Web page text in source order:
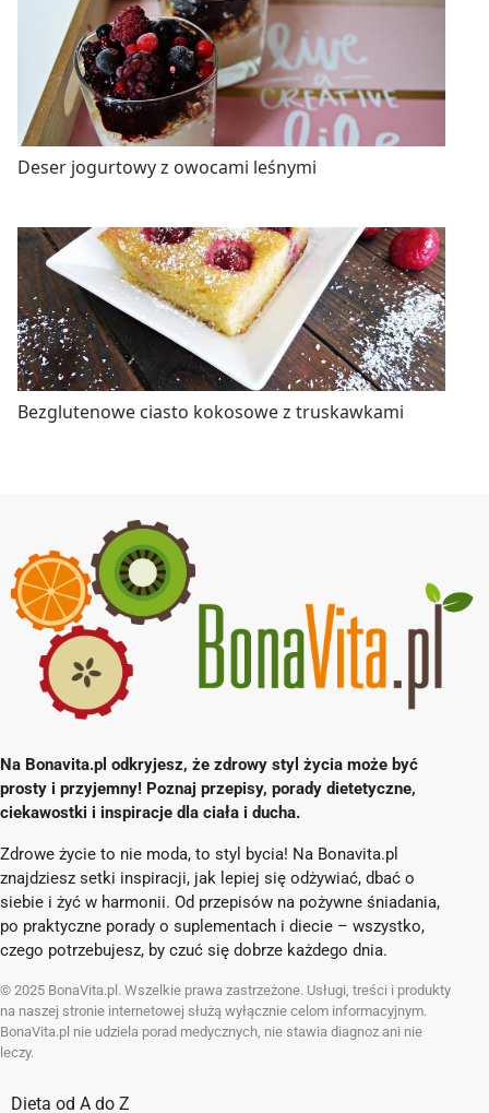
Deser jogurtowy z owocami leśnymi
Bezglutenowe ciasto kokosowe z truskawkami
Na Bonavita.pl odkryjesz, że zdrowy styl życia może być
prosty i przyjemny! Poznaj przepisy, porady dietetyczne,
ciekawostki i inspiracje dla ciała i ducha.
Zdrowe życie to nie moda, to styl bycia! Na Bonavita.pl
znajdziesz setki inspiracji, jak lepiej się odżywiać, dbać o
siebie i żyć w harmonii. Od przepisów na pożywne śniadania,
po praktyczne porady o suplementach i diecie – wszystko,
czego potrzebujesz, by czuć się dobrze każdego dnia.
© 2025 BonaVita.pl. Wszelkie prawa zastrzeżone. Usługi, treści i produkty
na naszej stronie internetowej służą wyłącznie celom informacyjnym.
BonaVita.pl nie udziela porad medycznych, nie stawia diagnoz ani nie
leczy.
Dieta od A do Z